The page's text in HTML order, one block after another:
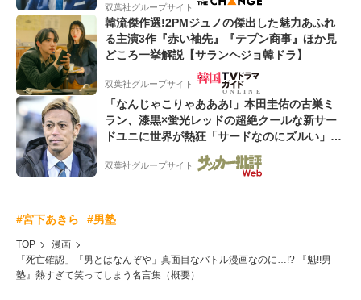
双葉社グループサイト
韓流傑作選!2PMジュノの傑出した魅力あふれ
る主演3作『赤い袖先』『テプン商事』ほか見
どころ一挙解説【サランヘジョ韓ドラ】
双葉社グループサイト
「なんじゃこりゃあああ!」本田圭佑の古巣ミ
ラン、漆黒×蛍光レッドの超絶クールな新サー
ドユニに世界が熱狂「サードなのにズルい」
「こりゃかっけえわ」
双葉社グループサイト
#宮下あきら #男塾
TOP
漫画
「死亡確認」「男とはなんぞや」真面目なバトル漫画なのに…!? 『魁!!男
塾』熱すぎて笑ってしまう名言集（概要）